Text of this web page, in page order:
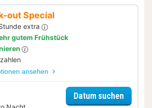
out Special
extra
gutem Frühstück
ansehen
Datum suchen